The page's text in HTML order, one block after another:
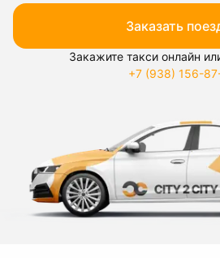
Заказать
Закажите такси онлайн
+7 (938) 156-